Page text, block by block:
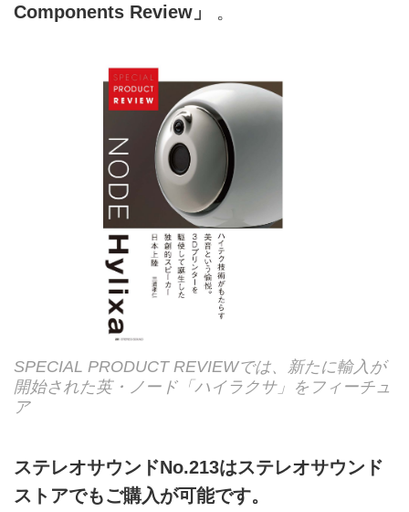
Components Review」
。
SPECIAL PRODUCT REVIEWでは、新たに輸入が
開始された英・ノード「ハイラクサ」をフィーチュ
ア
ステレオサウンドNo.213はステレオサウンド
ストアでもご購入が可能です。